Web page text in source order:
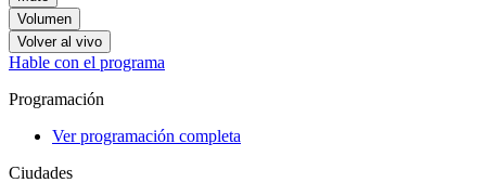
Volumen
Volver al vivo
Hable con el programa
Programación
Ver programación completa
Ciudades